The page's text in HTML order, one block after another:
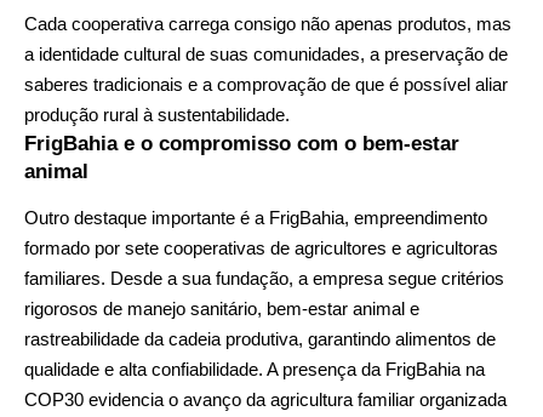
Cada cooperativa carrega consigo não apenas produtos, mas
a identidade cultural de suas comunidades, a preservação de
saberes tradicionais e a comprovação de que é possível aliar
produção rural à sustentabilidade.
FrigBahia e o compromisso com o bem-estar
animal
Outro destaque importante é a FrigBahia, empreendimento
formado por sete cooperativas de agricultores e agricultoras
familiares. Desde a sua fundação, a empresa segue critérios
rigorosos de manejo sanitário, bem-estar animal e
rastreabilidade da cadeia produtiva, garantindo alimentos de
qualidade e alta confiabilidade. A presença da FrigBahia na
COP30 evidencia o avanço da agricultura familiar organizada